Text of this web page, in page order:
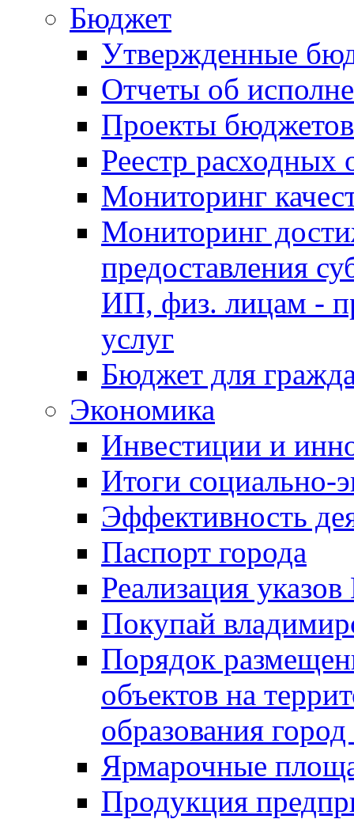
Бюджет
Утвержденные
Отчеты об
Проекты бюджетов
Реестр расходных
Мониторинг
Мониторинг
предоставления
ИП, физ. лицам -
услуг
Бюджет для
Экономика
Инвестиции и
Итоги социально-
Эффективность
Паспорт города
Реализация
Покупай
Порядок
объектов на
образования
Ярмарочные
Продукция